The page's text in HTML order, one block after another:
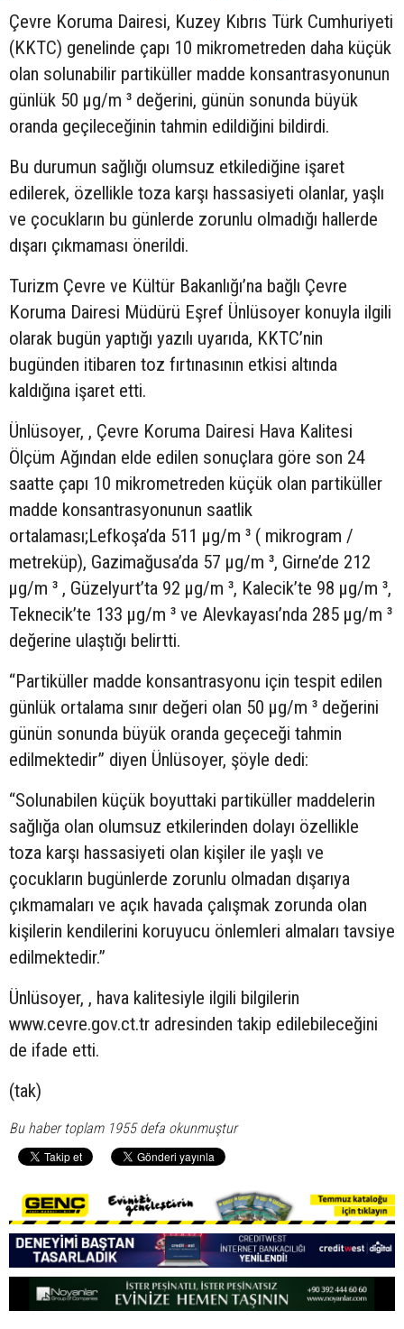
Çevre Koruma Dairesi, Kuzey Kıbrıs Türk Cumhuriyeti
(KKTC) genelinde çapı 10 mikrometreden daha küçük
olan solunabilir partiküller madde konsantrasyonunun
günlük 50 µg/m ³ değerini, günün sonunda büyük
oranda geçileceğinin tahmin edildiğini bildirdi.
Bu durumun sağlığı olumsuz etkilediğine işaret
edilerek, özellikle toza karşı hassasiyeti olanlar, yaşlı
ve çocukların bu günlerde zorunlu olmadığı hallerde
dışarı çıkmaması önerildi.
Turizm Çevre ve Kültür Bakanlığı’na bağlı Çevre
Koruma Dairesi Müdürü Eşref Ünlüsoyer konuyla ilgili
olarak bugün yaptığı yazılı uyarıda, KKTC’nin
bugünden itibaren toz fırtınasının etkisi altında
kaldığına işaret etti.
Ünlüsoyer, , Çevre Koruma Dairesi Hava Kalitesi
Ölçüm Ağından elde edilen sonuçlara göre son 24
saatte çapı 10 mikrometreden küçük olan partiküller
madde konsantrasyonunun saatlik
ortalaması;Lefkoşa’da 511 µg/m ³ ( mikrogram /
metreküp), Gazimağusa’da 57 µg/m ³, Girne’de 212
µg/m ³ , Güzelyurt’ta 92 µg/m ³, Kalecik’te 98 µg/m ³,
Teknecik’te 133 µg/m ³ ve Alevkayası’nda 285 µg/m ³
değerine ulaştığı belirtti.
“Partiküller madde konsantrasyonu için tespit edilen
günlük ortalama sınır değeri olan 50 µg/m ³ değerini
günün sonunda büyük oranda geçeceği tahmin
edilmektedir” diyen Ünlüsoyer, şöyle dedi:
“Solunabilen küçük boyuttaki partiküller maddelerin
sağlığa olan olumsuz etkilerinden dolayı özellikle
toza karşı hassasiyeti olan kişiler ile yaşlı ve
çocukların bugünlerde zorunlu olmadan dışarıya
çıkmamaları ve açık havada çalışmak zorunda olan
kişilerin kendilerini koruyucu önlemleri almaları tavsiye
edilmektedir.”
Ünlüsoyer, , hava kalitesiyle ilgili bilgilerin
www.cevre.gov.ct.tr adresinden takip edilebileceğini
de ifade etti.
(tak)
Bu haber toplam 1955 defa okunmuştur